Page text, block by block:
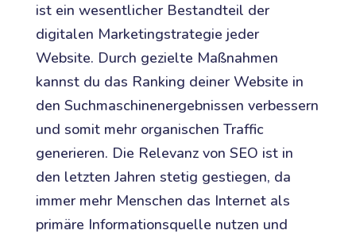
ist ein wesentlicher Bestandteil der
digitalen Marketingstrategie jeder
Website. Durch gezielte Maßnahmen
kannst du das Ranking deiner Website in
den Suchmaschinenergebnissen verbessern
und somit mehr organischen Traffic
generieren. Die Relevanz von SEO ist in
den letzten Jahren stetig gestiegen, da
immer mehr Menschen das Internet als
primäre Informationsquelle nutzen und